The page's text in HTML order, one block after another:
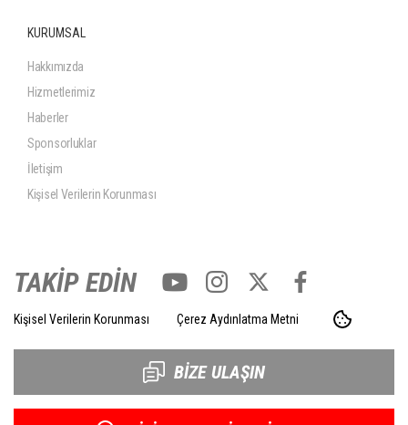
KURUMSAL
Hakkımızda
Hizmetlerimiz
Haberler
Sponsorluklar
İletişim
Kişisel Verilerin Korunması
TAKİP EDİN
Kişisel Verilerin Korunması Çerez Aydınlatma Metni
BİZE ULAŞIN